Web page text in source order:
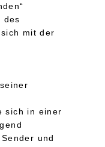
des
mit der
sich in einer
und